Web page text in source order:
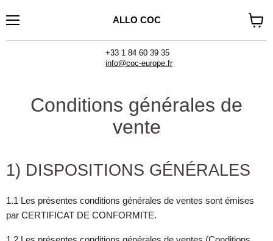
ALLO COC
+33 1 84 60 39 35
info@coc-europe.fr
le
Conditions générales de
vente
1) DISPOSITIONS GÉNÉRALES
1.1 Les présentes conditions générales de ventes sont émises
par CERTIFICAT DE CONFORMITE.